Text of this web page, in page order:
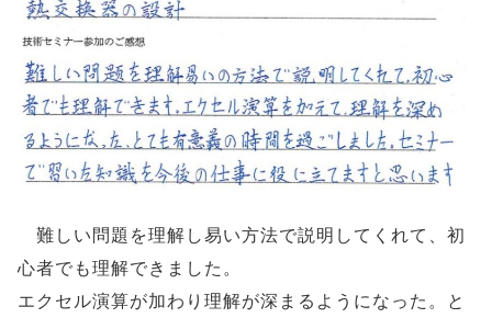
難しい問題を理解し易い方法で説明してくれて、初
心者でも理解できました。
エクセル演算が加わり理解が深まるようになった。と